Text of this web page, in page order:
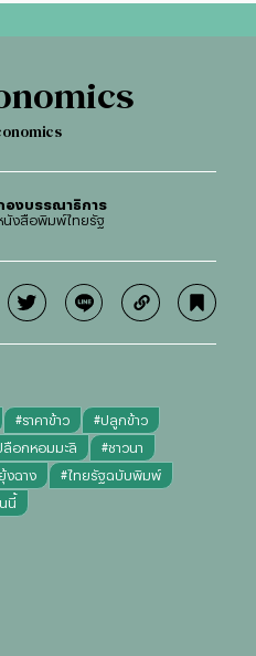
องบรรณาธิการ
นังสือพิมพ์ไทยรัฐ
#ราคาข้าว #ปลูกข้าว
ลือกหอมมะลิ #ชาวนา
งฉาง #ไทยรัฐฉบับพิมพ์
นี้